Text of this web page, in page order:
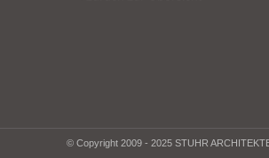
© Copyright 2009 - 2025 STUHR